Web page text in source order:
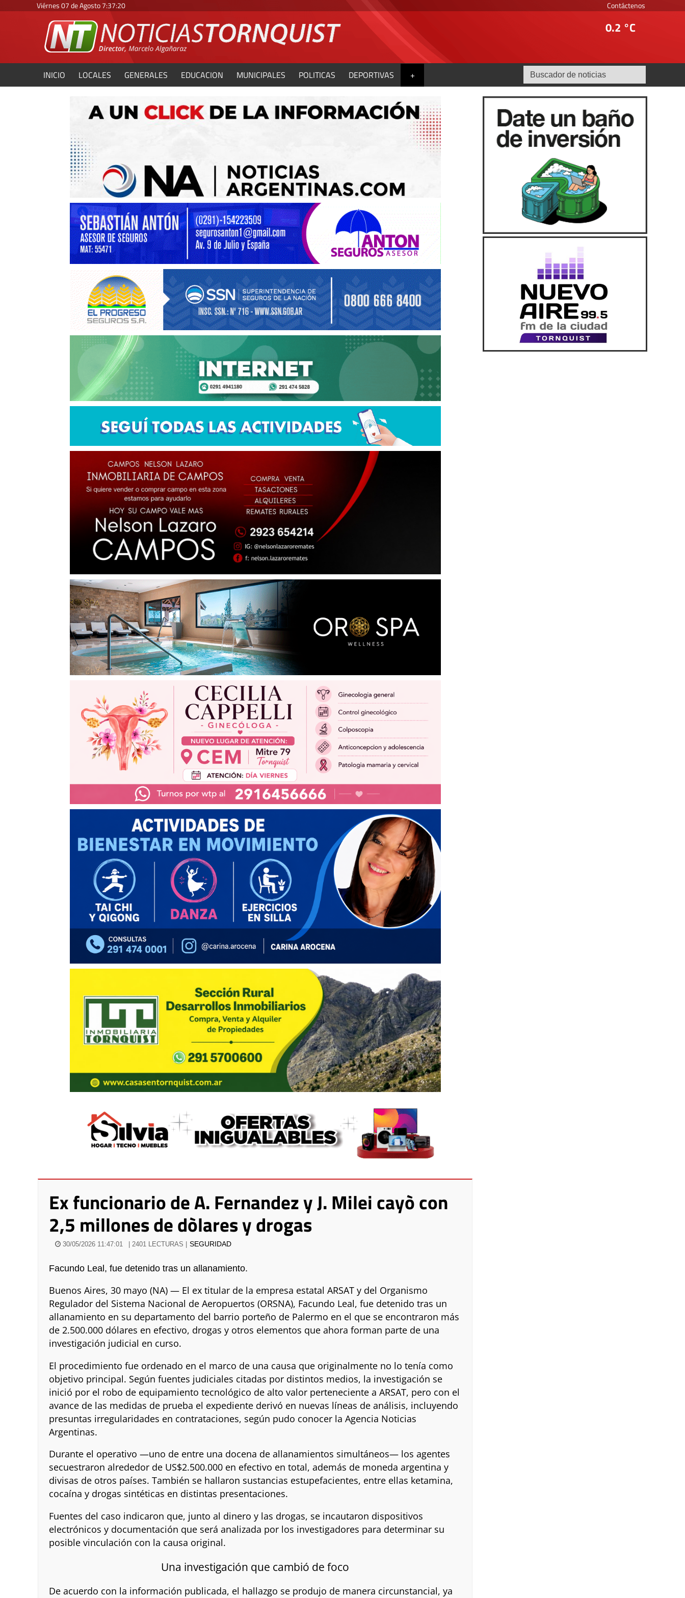
Viérnes 07 de Agosto7:37:22 Contáctenos
0.2 °C
INICIO LOCALES GENERALES EDUCACION MUNICIPALES POLITICAS DEPORTIVAS +
Ex funcionario de A. Fernandez y J. Milei cayò con
2,5 millones de dòlares y drogas
30/05/2026 11:47:01 | 2401 LECTURAS | SEGURIDAD
Facundo Leal, fue detenido tras un allanamiento.
Buenos Aires, 30 mayo (NA) — El ex titular de la empresa estatal ARSAT y del Organismo
Regulador del Sistema Nacional de Aeropuertos (ORSNA), Facundo Leal, fue detenido tras un
allanamiento en su departamento del barrio porteño de Palermo en el que se encontraron más
de 2.500.000 dólares en efectivo, drogas y otros elementos que ahora forman parte de una
investigación judicial en curso.
El procedimiento fue ordenado en el marco de una causa que originalmente no lo tenía como
objetivo principal. Según fuentes judiciales citadas por distintos medios, la investigación se
inició por el robo de equipamiento tecnológico de alto valor perteneciente a ARSAT, pero con el
avance de las medidas de prueba el expediente derivó en nuevas líneas de análisis, incluyendo
presuntas irregularidades en contrataciones, según pudo conocer la Agencia Noticias
Argentinas.
Durante el operativo —uno de entre una docena de allanamientos simultáneos— los agentes
secuestraron alrededor de US$2.500.000 en efectivo en total, además de moneda argentina y
divisas de otros países. También se hallaron sustancias estupefacientes, entre ellas ketamina,
cocaína y drogas sintéticas en distintas presentaciones.
Fuentes del caso indicaron que, junto al dinero y las drogas, se incautaron dispositivos
electrónicos y documentación que será analizada por los investigadores para determinar su
posible vinculación con la causa original.
Una investigación que cambió de foco
De acuerdo con la información publicada, el hallazgo se produjo de manera circunstancial, ya